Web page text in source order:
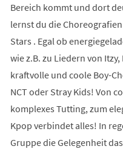
Bereich kommt und dort
lernst du die
Stars . Egal ob
wie z.B. zu Liedern von
kraftvolle und coole Boy-
NCT oder Stray Kids! Von
komplexes Tutting, zum
Kpop verbindet alles! In
Gruppe die Gelegenheit